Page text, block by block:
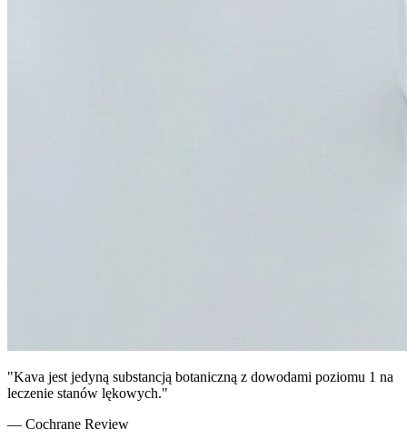
"Kava jest jedyną substancją botaniczną z dowodami poziomu 1 na
leczenie stanów lękowych."
— Cochrane Review